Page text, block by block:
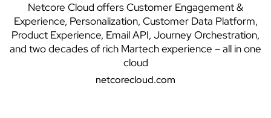
Netcore Cloud offers Customer Engagement &
Experience, Personalization, Customer Data Platform,
Product Experience, Email API, Journey Orchestration,
and two decades of rich Martech experience – all in one
cloud
netcorecloud.com